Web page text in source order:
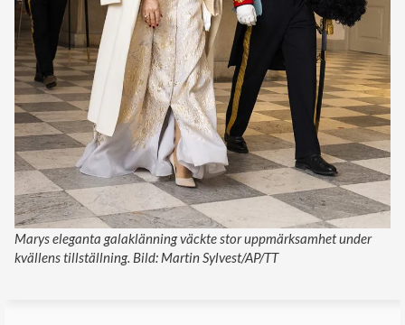
Marys eleganta galaklänning väckte stor uppmärksamhet under
kvällens tillställning. Bild: Martin Sylvest/AP/TT